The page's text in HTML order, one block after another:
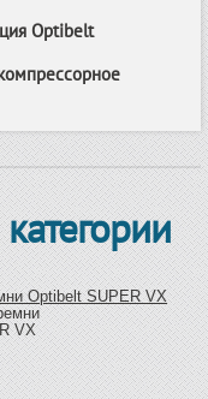
Optibelt
Optibelt SUPER VX